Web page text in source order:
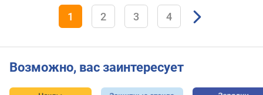
р
1 2 3 4
Возможно, вас заинтересует